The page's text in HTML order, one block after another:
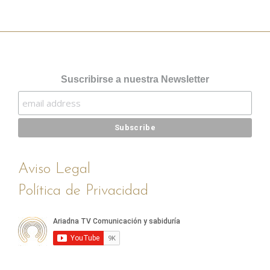
Suscribirse a nuestra Newsletter
Aviso Legal
Política de Privacidad